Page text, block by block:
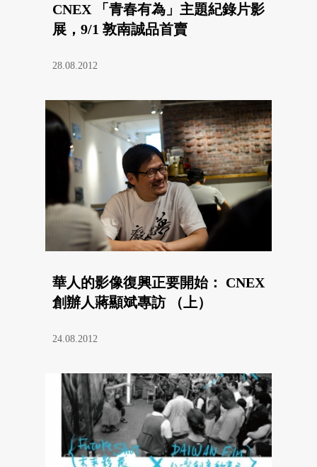
CNEX 「青春有為」主題紀錄片影
展，9/1 敦南誠品首賣
28.08.2012
華人的影像復興正要開始： CNEX
創辦人蔣顯斌專訪 （上）
24.08.2012